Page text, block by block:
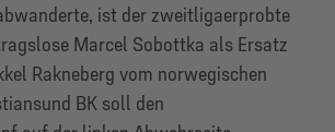
ist der zweitligaerprobte
Marcel Sobottka als Ersatz
Rakneberg vom norwegischen
BK soll den